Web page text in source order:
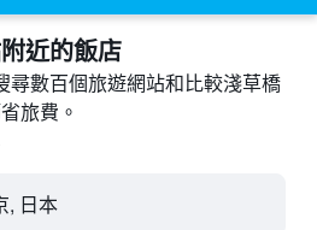
近​的飯店
尋數百個旅遊網站和比較淺草橋
旅費。
, 日本